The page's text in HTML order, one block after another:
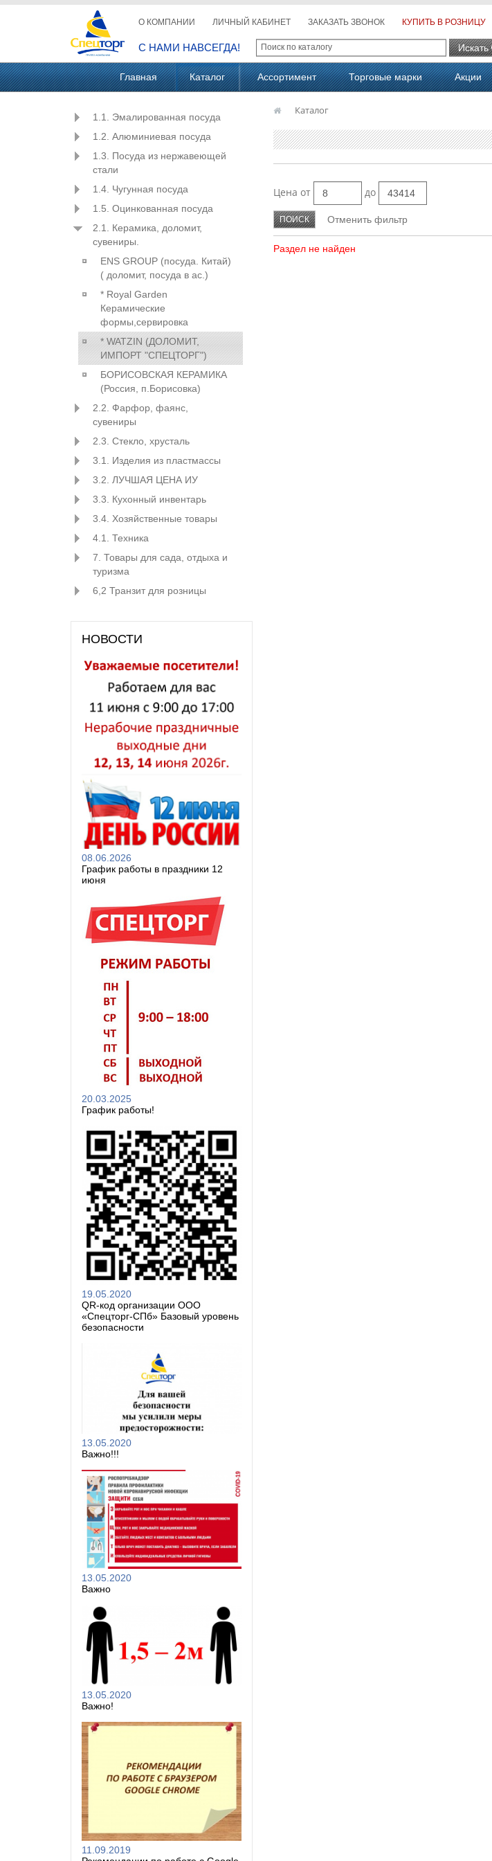
О КОМПАНИИ ЛИЧНЫЙ КАБИНЕТ ЗАКАЗАТЬ ЗВОНОК КУПИТЬ В РОЗНИЦУ
С НАМИ НАВСЕГДА! Искать
Главная Каталог Ассортимент Торговые марки Акции
1.1. Эмалированная посуда
1.2. Алюминиевая посуда
1.3. Посуда из нержавеющей
стали
1.4. Чугунная посуда
1.5. Оцинкованная посуда
2.1. Керамика, доломит,
сувениры.
ENS GROUP (посуда. Китай)
( доломит, посуда в ас.)
* Royal Garden
Керамические
формы,сервировка
* WATZIN (ДОЛОМИТ,
ИМПОРТ "СПЕЦТОРГ")
БОРИСОВСКАЯ КЕРАМИКА
(Россия, п.Борисовка)
2.2. Фарфор, фаянс,
сувениры
2.3. Стекло, хрусталь
3.1. Изделия из пластмассы
3.2. ЛУЧШАЯ ЦЕНА ИУ
3.3. Кухонный инвентарь
3.4. Хозяйственные товары
4.1. Техника
7. Товары для сада, отдыха и
туризма
6,2 Транзит для розницы
НОВОСТИ
08.06.2026
График работы в праздники 12
июня
20.03.2025
График работы!
19.05.2020
QR-код организации ООО
«Спецторг-СПб» Базовый уровень
безопасности
13.05.2020
Важно!!!
13.05.2020
Важно
13.05.2020
Важно!
11.09.2019
Каталог
Цена от до
Раздел не найден